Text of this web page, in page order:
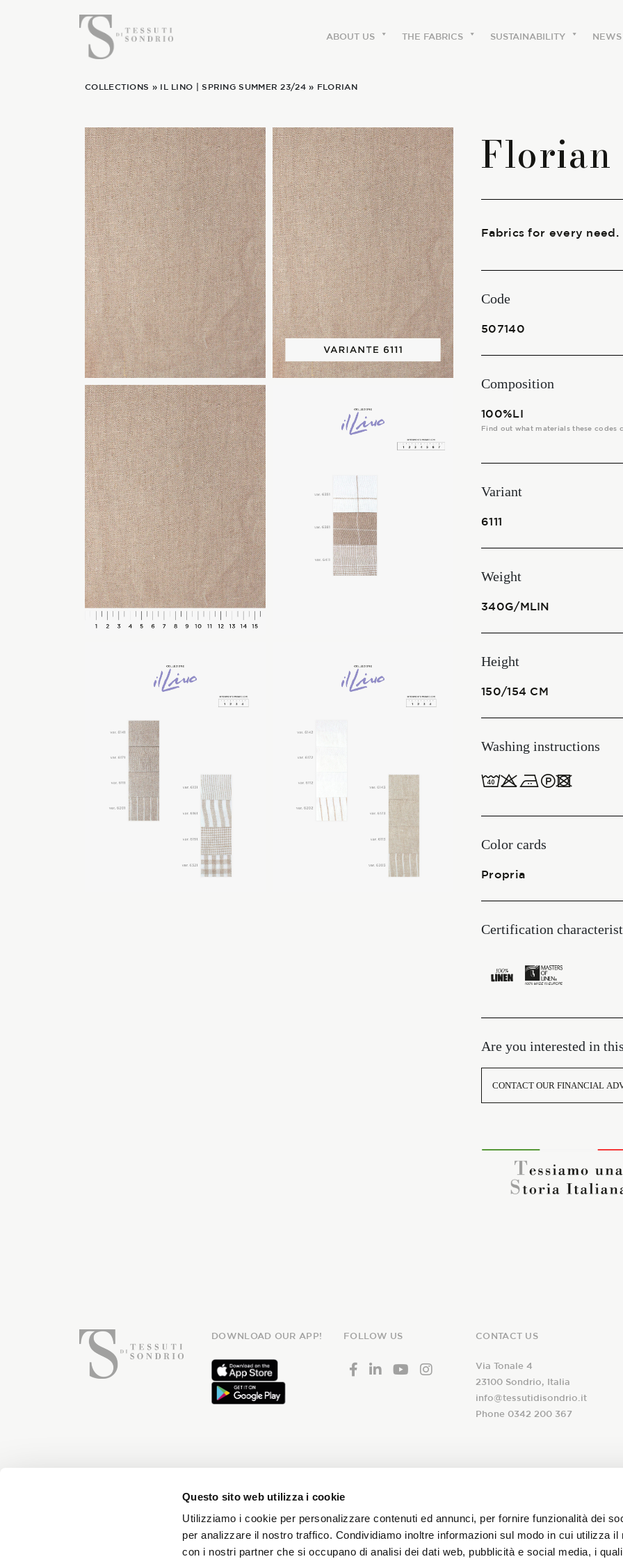
Questo sito web utilizza i cookie
Utilizziamo i cookie per personalizzare contenuti ed annunci, per fornire funzionalità dei
per analizzare il nostro traffico. Condividiamo inoltre informazioni sul modo in cui utilizza il
con i nostri partner che si occupano di analisi dei dati web, pubblicità e social media, i
ABOUT US THE FABRICS SUSTAINABILITY NEWS
COLLECTIONS » IL LINO |SPRING SUMMER 23/24» FLORIAN
Florian
Fabrics for every
Code
507140
Composition
100%LI
Find out what materials these codes
Variant
6111
Weight
340G/MLIN
Height
150/154 CM
Washing instructions
8obWd
Color cards
Propria
Certification
Are you interested in
CONTACT OUR FINANCIAL
DOWNLOAD OUR APP! FOLLOW US CONTACT US
Via Tonale 4
23100 Sondrio, Italia
info@tessutidisondrio.it
Phone 0342 200 367
Subscribe to our
newsletter!
I declare that I have read
consent to the treatment
subscription to the Tessuti
ENGLISH
ABOUT US
The labels
Our history
Work with us
Share our fabrics
THE FABRICS
The season Fall/Winter
The season Spring/Summer
The characteristics
SUSTAINABILITY
Heart for Earth
UpCycle
Certifications
CONTACT US